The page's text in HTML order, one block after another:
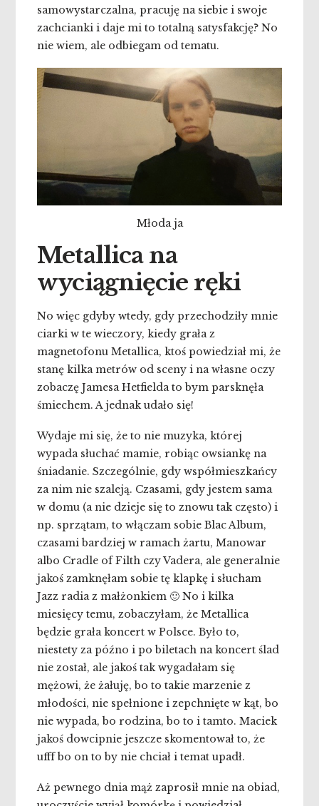
samowystarczalna, pracuję na siebie i swoje
zachcianki i daje mi to totalną satysfakcję? No
nie wiem, ale odbiegam od tematu.
Młoda ja
Metallica na
wyciągnięcie ręki
No więc gdyby wtedy, gdy przechodziły mnie
ciarki w te wieczory, kiedy grała z
magnetofonu Metallica, ktoś powiedział mi, że
stanę kilka metrów od sceny i na własne oczy
zobaczę Jamesa Hetfielda to bym parsknęła
śmiechem. A jednak udało się!
Wydaje mi się, że to nie muzyka, której
wypada słuchać mamie, robiąc owsiankę na
śniadanie. Szczególnie, gdy współmieszkańcy
za nim nie szaleją. Czasami, gdy jestem sama
w domu (a nie dzieje się to znowu tak często) i
np. sprzątam, to włączam sobie Blac Album,
czasami bardziej w ramach żartu, Manowar
albo Cradle of Filth czy Vadera, ale generalnie
jakoś zamknęłam sobie tę klapkę i słucham
Jazz radia z małżonkiem 🙂 No i kilka
miesięcy temu, zobaczyłam, że Metallica
będzie grała koncert w Polsce. Było to,
niestety za późno i po biletach na koncert ślad
nie został, ale jakoś tak wygadałam się
mężowi, że żałuję, bo to takie marzenie z
młodości, nie spełnione i zepchnięte w kąt, bo
nie wypada, bo rodzina, bo to i tamto. Maciek
jakoś dowcipnie jeszcze skomentował to, że
ufff bo on to by nie chciał i temat upadł.
Aż pewnego dnia mąż zaprosił mnie na obiad,